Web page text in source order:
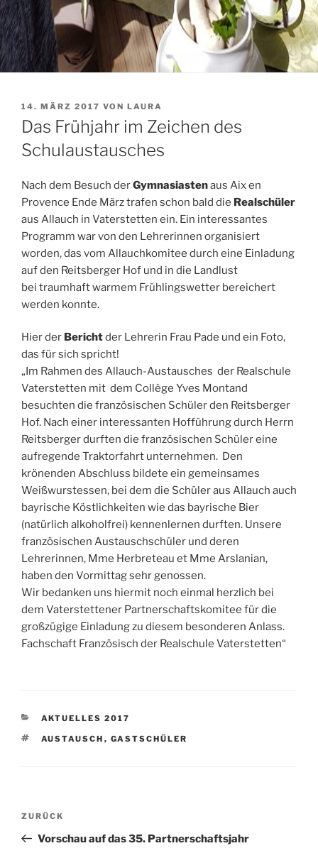
VERÖFFENTLICHT
AM
14. MÄRZ 2017 VON LAURA
Das Frühjahr im Zeichen des
Schulaustausches
Nach dem Besuch derGymnasiastenaus Aix en
Provence Ende März trafen schon bald die Realschüler
aus Allauch in Vaterstetten ein. Ein interessantes
Programm war von den Lehrerinnen organisiert
worden, das vom Allauchkomitee durch eine Einladung
auf den Reitsberger Hof und in die Landlust
bei traumhaft warmem Frühlingswetter bereichert
werden konnte.
Hier der Berichtder Lehrerin Frau Pade und ein Foto,
das für sich spricht!
„Im Rahmen des Allauch-Austausches der Realschule
Vaterstetten mit dem Collège Yves Montand
besuchten die französischen Schüler den Reitsberger
Hof. Nach einer interessanten Hofführung durch Herrn
Reitsberger durften die französischen Schüler eine
aufregende Traktorfahrt unternehmen. Den
krönenden Abschluss bildete ein gemeinsames
Weißwurstessen, bei dem die Schüler aus Allauch auch
bayrische Köstlichkeiten wie das bayrische Bier
(natürlich alkoholfrei) kennenlernen durften. Unsere
französischen Austauschschüler und deren
Lehrerinnen, Mme Herbreteau et Mme Arslanian,
haben den Vormittag sehr genossen.
Wir bedanken uns hiermit noch einmal herzlich bei
dem Vaterstettener Partnerschaftskomitee für die
großzügige Einladung zu diesem besonderen Anlass.
Fachschaft Französisch der Realschule Vaterstetten“
KATEGORIEN
AKTUELLES 2017
SCHLAGWÖRTER
AUSTAUSCH , GASTSCHÜLER
Beitragsnavigation
Vorheriger
Beitrag
ZURÜCK
Vorschau auf das 35. Partnerschaftsjahr